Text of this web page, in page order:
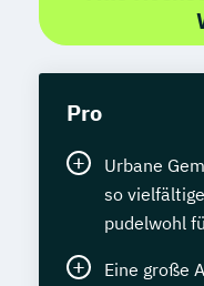
Pro
Urbane
so
pudelwohl
Eine große